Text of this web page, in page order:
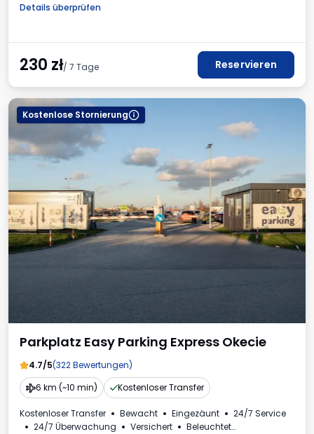
Für Personenkraftwagen
Details überprüfen
230 zł/ 7 Tage Reservieren
Kostenlose Stornierung
Parkplatz Easy Parking Express Okecie
4.7/5(322 Bewertungen)
6 km (~10 min)
Kostenloser Transfer
Kostenloser Transfer Bewacht Eingezäunt
24/7 Service
24/7 Überwachung
Versichert
Beleuchtet